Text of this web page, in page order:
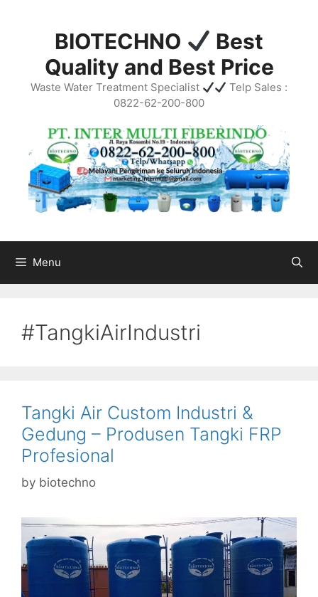
BIOTECHNO
Best
Quality and Best Price
Waste Water Treatment Specialist
Telp Sales :
0822-62-200-800
Menu
#TangkiAirIndustri
Tangki Air Custom Industri &
Gedung – Produsen Tangki FRP
Profesional
by biotechno